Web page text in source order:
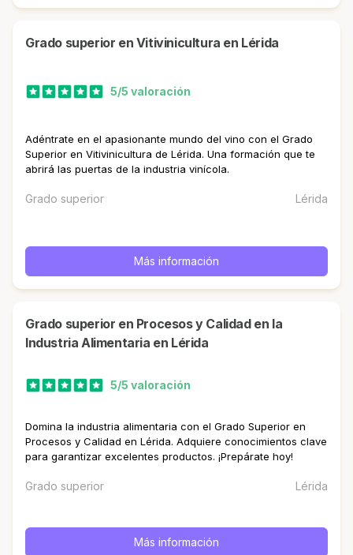
Grado superior en Vitivinicultura en Lérida
5/5 valoración
Adéntrate en el apasionante mundo del vino con el Grado
Superior en Vitivinicultura de Lérida. Una formación que te
abrirá las puertas de la industria vinícola.
Grado superior Lérida
Más información
Grado superior en Procesos y Calidad en la
Industria Alimentaria en Lérida
5/5 valoración
Domina la industria alimentaria con el Grado Superior en
Procesos y Calidad en Lérida. Adquiere conocimientos clave
para garantizar excelentes productos. ¡Prepárate hoy!
Grado superior Lérida
Más información